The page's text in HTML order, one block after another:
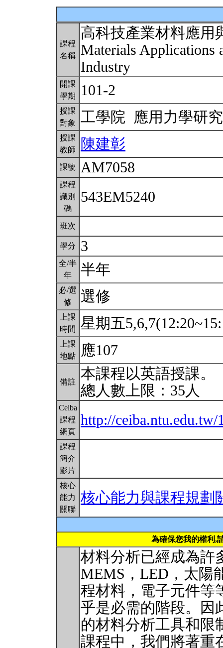
課程
名稱
高科技產業材料應用
Materials Applications
Industry
開課
學期
101-2
授課
對象
工學院 應用力學研
授課
教師
陳建彰
課號 AM7058
課程
識別
碼
543EM5240
班次
學分 3
全/半
年
半年
必/選
修
選修
上課
時間
星期五
上課
地點
應107
備註
本課程以英語授課。
總人數上限：35人
Ceiba
課程
網頁
http://ceiba.ntu.edu.tw/
課程
簡介
影片
核心
能力
關聯
核心能力與課程規劃
為確保您我的權利,
材料分析已經成為許
MEMS，LED，太陽
程材料，電子元件等
乎是必需的階段。因
的材料分析工具和限
課程中，我們將著重